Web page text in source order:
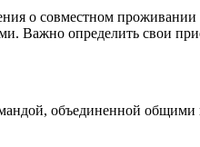
о совместном
Важно определить свои
объединенной